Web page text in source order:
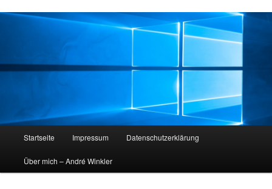
Startseite Impressum Datenschutzerklärung
Über mich – André Winkler